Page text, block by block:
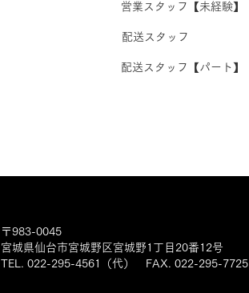
営業スタッフ【未経験】
配送スタッフ
配送スタッフ【パート】
〒983-0045
宮城県仙台市宮城野区宮城野1丁目20番12号
TEL. 022-295-4561（代） FAX. 022-295-7725